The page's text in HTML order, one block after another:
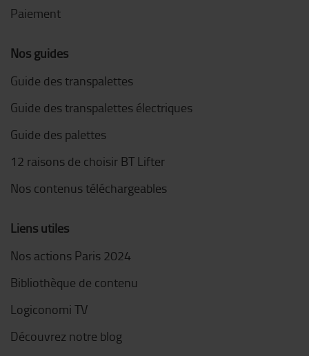
Paiement
Nos guides
Guide des transpalettes
Guide des transpalettes électriques
Guide des palettes
12 raisons de choisir BT Lifter
Nos contenus téléchargeables
Liens utiles
Nos actions Paris 2024
Bibliothèque de contenu
Logiconomi TV
Découvrez notre blog